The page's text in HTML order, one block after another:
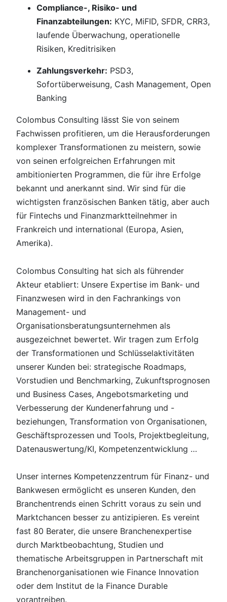
Compliance-, Risiko- und
Finanzabteilungen: KYC, MiFID, SFDR, CRR3,
laufende Überwachung, operationelle
Risiken, Kreditrisiken
Zahlungsverkehr: PSD3,
Sofortüberweisung, Cash Management, Open
Banking
Colombus Consulting lässt Sie von seinem
Fachwissen profitieren, um die Herausforderungen
komplexer Transformationen zu meistern, sowie
von seinen erfolgreichen Erfahrungen mit
ambitionierten Programmen, die für ihre Erfolge
bekannt und anerkannt sind. Wir sind für die
wichtigsten französischen Banken tätig, aber auch
für Fintechs und Finanzmarktteilnehmer in
Frankreich und international (Europa, Asien,
Amerika).
Colombus Consulting hat sich als führender
Akteur etabliert: Unsere Expertise im Bank- und
Finanzwesen wird in den Fachrankings von
Management- und
Organisationsberatungsunternehmen als
ausgezeichnet bewertet. Wir tragen zum Erfolg
der Transformationen und Schlüsselaktivitäten
unserer Kunden bei: strategische Roadmaps,
Vorstudien und Benchmarking, Zukunftsprognosen
und Business Cases, Angebotsmarketing und
Verbesserung der Kundenerfahrung und -
beziehungen, Transformation von Organisationen,
Geschäftsprozessen und Tools, Projektbegleitung,
Datenauswertung/KI, Kompetenzentwicklung …
Unser internes Kompetenzzentrum für Finanz- und
Bankwesen ermöglicht es unseren Kunden, den
Branchentrends einen Schritt voraus zu sein und
Marktchancen besser zu antizipieren. Es vereint
fast 80 Berater, die unsere Branchenexpertise
durch Marktbeobachtung, Studien und
thematische Arbeitsgruppen in Partnerschaft mit
Branchenorganisationen wie Finance Innovation
oder dem Institut de la Finance Durable
vorantreiben.